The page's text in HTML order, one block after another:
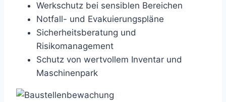
Werkschutz bei sensiblen Bereichen
Notfall- und Evakuierungspläne
Sicherheitsberatung und
Risikomanagement
Schutz von wertvollem Inventar und
Maschinenpark